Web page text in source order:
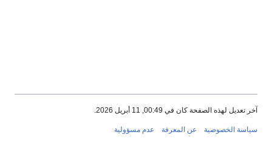
آخر تعديل لهذه الصفحة كان في 00:49, 11 أبريل 2026.
سياسة الخصوصية عن المعرفة عدم مسؤولية